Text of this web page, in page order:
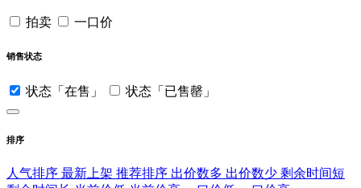
拍卖 一口价
销售状态
状态「在售」 状态「已售罄」
排序
人气排序 最新上架 推荐排序 出价数多 出价数少 剩余时间短